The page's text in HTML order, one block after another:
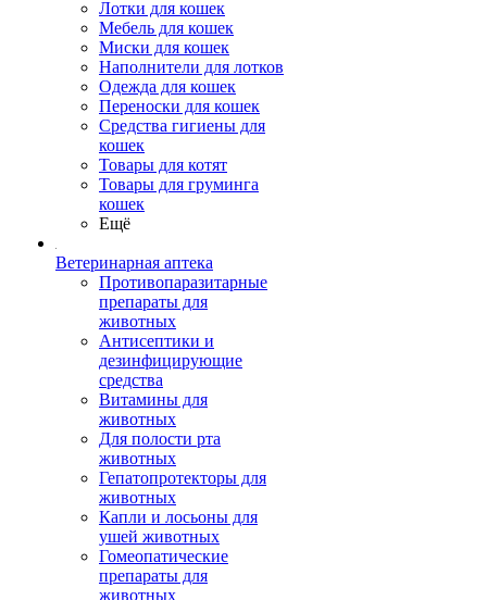
Лотки для кошек
Мебель для кошек
Миски для кошек
Наполнители для лотков
Одежда для кошек
Переноски для кошек
Средства гигиены для
кошек
Товары для котят
Товары для груминга
кошек
Ещё
Ветеринарная аптека
Противопаразитарные
препараты для
животных
Антисептики и
дезинфицирующие
средства
Витамины для
животных
Для полости рта
животных
Гепатопротекторы для
животных
Капли и лосьоны для
ушей животных
Гомеопатические
препараты для
животных